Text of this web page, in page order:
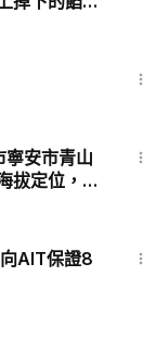
安市青山
拔定位，畫
院落和民
AIT保證8